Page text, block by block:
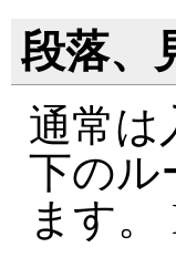
段落、
通常は
下のル
ます